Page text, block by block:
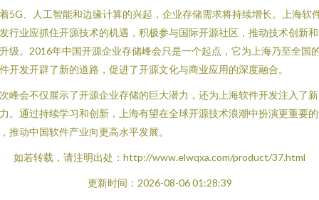
5G、人工智能和边缘计算的兴起，企业存储需求将持续增长。上海软
行业应抓住开源技术的机遇，积极参与国际开源社区，推动技术创新
级。2016年中国开源企业存储峰会只是一个起点，它为上海乃至全国
开发开辟了新的道路，促进了开源文化与商业应用的深度融合。
峰会不仅展示了开源企业存储的巨大潜力，还为上海软件开发注入了
。通过持续学习和创新，上海有望在全球开源技术浪潮中扮演更重要
推动中国软件产业向更高水平发展。
如若转载，请注明出处：http://www.elwqxa.com/product/37.html
更新时间：2026-08-06 01:28:39